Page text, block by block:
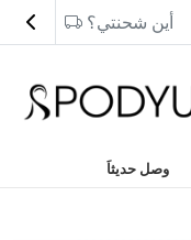
أين شحنتي؟
وصل حديثاَ